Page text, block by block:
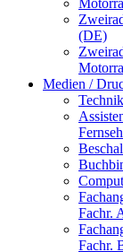
(DE)
Medien /
Fachr.
Fachr.